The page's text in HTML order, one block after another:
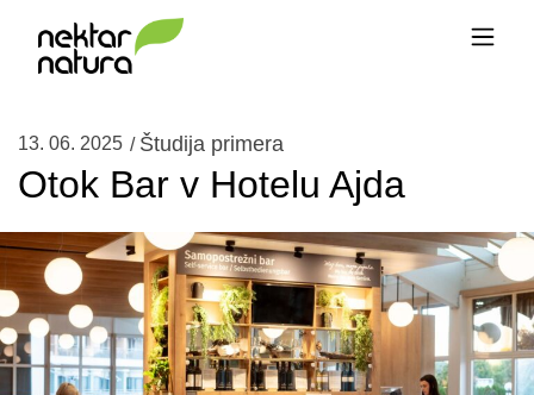
13. 06. 2025 / Študija primera
Otok Bar v Hotelu Ajda